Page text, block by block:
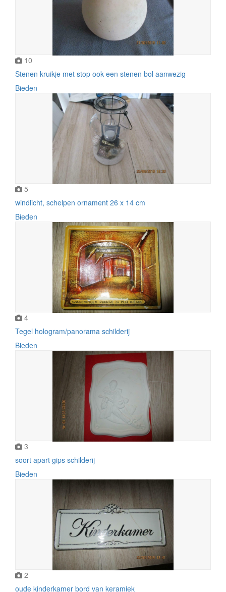
10
Stenen kruikje met stop ook een stenen bol aanwezig
Bieden
5
windlicht, schelpen ornament 26 x 14 cm
Bieden
4
Tegel hologram/panorama schilderij
Bieden
3
soort apart gips schilderij
Bieden
2
oude kinderkamer bord van keramiek